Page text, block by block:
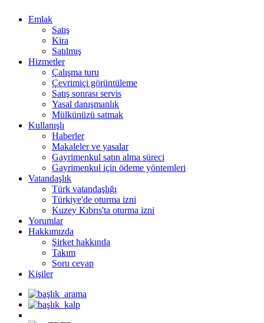
Emlak
Satış
Kira
Satılmış
Hizmetler
Çalışma turu
Çevrimiçi görüntüleme
Satış sonrası servis
Yasal danışmanlık
Mülkünüzü satmak
Kullanışlı
Haberler
Makaleler ve yasalar
Gayrimenkul satın alma süreci
Gayrimenkul için ödeme yöntemleri
Vatandaşlık
Türk vatandaşlığı
Türkiye'de oturma izni
Kuzey Kıbrıs'ta oturma izni
Yorumlar
Hakkımızda
Şirket hakkında
Takım
Soru cevap
Kişiler